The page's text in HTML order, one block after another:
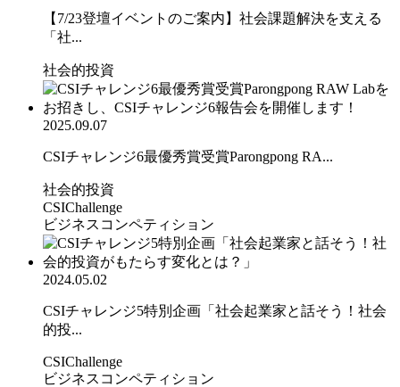
【7/23登壇イベントのご案内】社会課題解決を支える
「社...
社会的投資
2025.09.07
CSIチャレンジ6最優秀賞受賞Parongpong RA...
社会的投資
CSIChallenge
ビジネスコンペティション
2024.05.02
CSIチャレンジ5特別企画「社会起業家と話そう！社会
的投...
CSIChallenge
ビジネスコンペティション